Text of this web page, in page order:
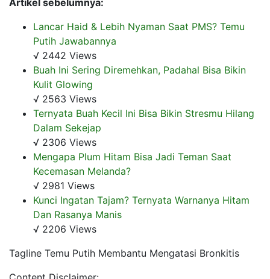
Lancar Haid & Lebih Nyaman Saat PMS? Temu
Putih Jawabannya
√ 2442 Views
Buah Ini Sering Diremehkan, Padahal Bisa Bikin
Kulit Glowing
√ 2563 Views
Ternyata Buah Kecil Ini Bisa Bikin Stresmu Hilang
Dalam Sekejap
√ 2306 Views
Mengapa Plum Hitam Bisa Jadi Teman Saat
Kecemasan Melanda?
√ 2981 Views
Kunci Ingatan Tajam? Ternyata Warnanya Hitam
Dan Rasanya Manis
√ 2206 Views
Tagline Temu Putih Membantu Mengatasi Bronkitis